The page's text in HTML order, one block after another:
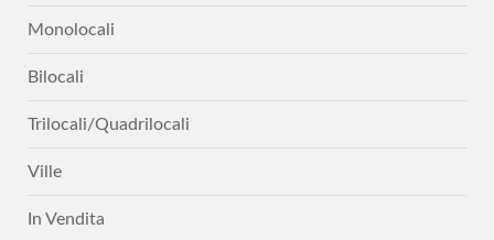
Monolocali
Bilocali
Trilocali/Quadrilocali
Ville
In Vendita